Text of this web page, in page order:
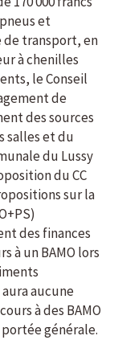
et
de transport, en
à chenilles
le Conseil
de
des sources
salles et du
du Lussy
du CC
sur la
des finances
à un BAMO lors
aucune
à des BAMO
générale.